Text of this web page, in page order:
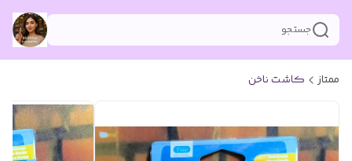
جستجو
ممتاز کاشت ناخن